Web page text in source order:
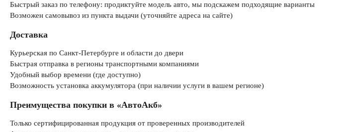
Быстрый заказ по телефону: продиктуйте модель авто, мы подскажем подходящие варианты
Возможен самовывоз из пункта выдачи (уточняйте адреса на сайте)
Доставка
Курьерская по Санкт-Петербурге и области до двери
Быстрая отправка в регионы транспортными компаниями
Удобный выбор времени (где доступно)
Возможность установка аккумулятора (при наличии услуги в вашем регионе)
Преимущества покупки в «АвтоАкб»
Только сертифицированная продукция от проверенных производителей